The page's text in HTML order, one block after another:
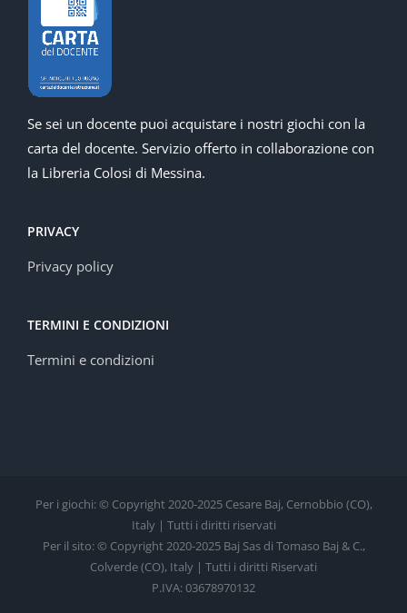
Se sei un docente puoi acquistare i nostri giochi con la
carta del docente. Servizio offerto in collaborazione con
la Libreria Colosi di Messina.
PRIVACY
Privacy policy
TERMINI E CONDIZIONI
Termini e condizioni
Per i giochi: © Copyright 2020-2025 Cesare Baj, Cernobbio (CO),
Italy | Tutti i diritti riservati
Per il sito: © Copyright 2020-2025 Baj Sas di Tomaso Baj & C.,
Colverde (CO), Italy | Tutti i diritti Riservati
P.IVA: 03678970132